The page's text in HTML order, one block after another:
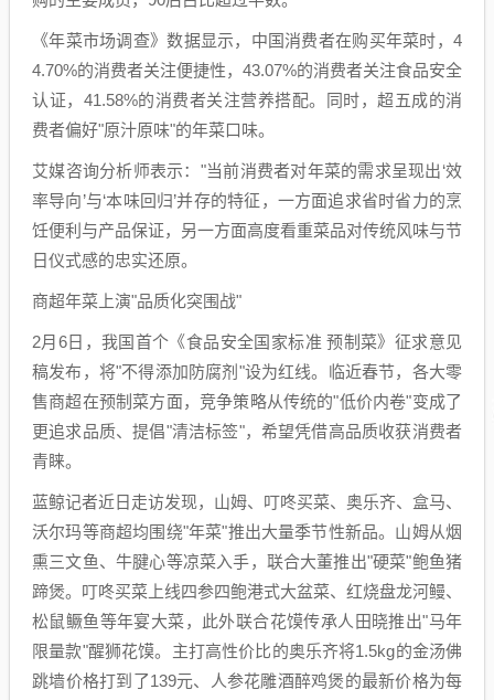
《年菜市场调查》数据显示，中国消费者在购买年菜时，4
4.70%的消费者关注便捷性，43.07%的消费者关注食品安全
认证，41.58%的消费者关注营养搭配。同时，超五成的消
费者偏好"原汁原味"的年菜口味。
艾媒咨询分析师表示："当前消费者对年菜的需求呈现出‘效
率导向’与‘本味回归’并存的特征，一方面追求省时省力的烹
饪便利与产品保证，另一方面高度看重菜品对传统风味与节
日仪式感的忠实还原。
商超年菜上演"品质化突围战"
2月6日，我国首个《食品安全国家标准 预制菜》征求意见
稿发布，将"不得添加防腐剂"设为红线。临近春节，各大零
售商超在预制菜方面，竞争策略从传统的"低价内卷"变成了
更追求品质、提倡"清洁标签"，希望凭借高品质收获消费者
青睐。
蓝鲸记者近日走访发现，山姆、叮咚买菜、奥乐齐、盒马、
沃尔玛等商超均围绕"年菜"推出大量季节性新品。山姆从烟
熏三文鱼、牛腱心等凉菜入手，联合大董推出"硬菜"鲍鱼猪
蹄煲。叮咚买菜上线四参四鲍港式大盆菜、红烧盘龙河鳗、
松鼠鳜鱼等年宴大菜，此外联合花馍传承人田晓推出"马年
限量款"醒狮花馍。主打高性价比的奥乐齐将1.5kg的金汤佛
跳墙价格打到了139元、人参花雕酒醉鸡煲的最新价格为每